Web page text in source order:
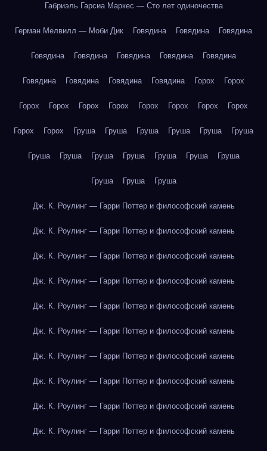
Габриэль Гарсиа Маркес — Сто лет одиночества
Герман Мелвилл — Моби Дик Говядина Говядина Говядина
Говядина Говядина Говядина Говядина Говядина
Говядина Говядина Говядина Говядина Горох Горох
Горох Горох Горох Горох Горох Горох Горох Горох
Горох Горох Груша Груша Груша Груша Груша Груша
Груша Груша Груша Груша Груша Груша Груша
Груша Груша Груша
Дж. К. Роулинг — Гарри Поттер и философский камень
Дж. К. Роулинг — Гарри Поттер и философский камень
Дж. К. Роулинг — Гарри Поттер и философский камень
Дж. К. Роулинг — Гарри Поттер и философский камень
Дж. К. Роулинг — Гарри Поттер и философский камень
Дж. К. Роулинг — Гарри Поттер и философский камень
Дж. К. Роулинг — Гарри Поттер и философский камень
Дж. К. Роулинг — Гарри Поттер и философский камень
Дж. К. Роулинг — Гарри Поттер и философский камень
Дж. К. Роулинг — Гарри Поттер и философский камень